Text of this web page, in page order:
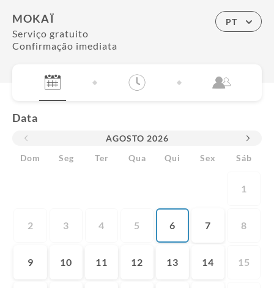
MOKAÏ
Serviço gratuito
Confirmação imediata
PT
Data
AGOSTO 2026
Dom
Seg Ter Qua Qui Sex Sáb
1
2 3 4 5 6 7 8
9 10 11 12 13 14 15